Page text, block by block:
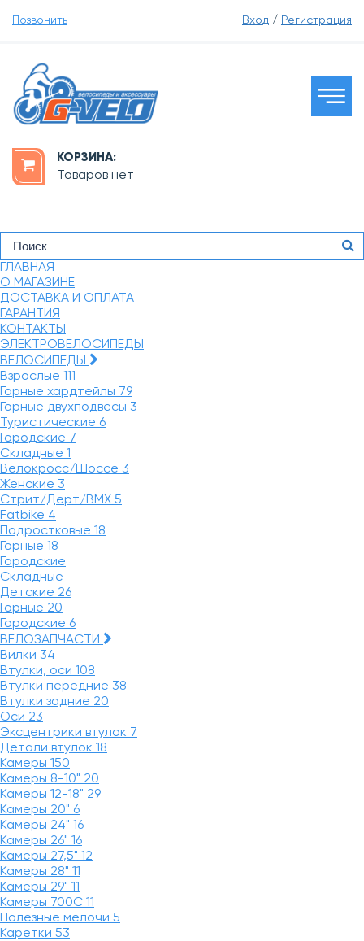
Позвонить Вход / Регистрация
КОРЗИНА:
Товаров нет
ГЛАВНАЯ
О МАГАЗИНЕ
ДОСТАВКА И ОПЛАТА
ГАРАНТИЯ
КОНТАКТЫ
ЭЛЕКТРОВЕЛОСИПЕДЫ
ВЕЛОСИПЕДЫ
Взрослые 111
Горные хардтейлы 79
Горные двухподвесы 3
Туристические 6
Городские 7
Складные 1
Велокросс/Шоссе 3
Женские 3
Стрит/Дерт/BMX 5
Fatbike 4
Подростковые 18
Горные 18
Городские
Складные
Детские 26
Горные 20
Городские 6
ВЕЛОЗАПЧАСТИ
Вилки 34
Втулки, оси 108
Втулки передние 38
Втулки задние 20
Оси 23
Эксцентрики втулок 7
Детали втулок 18
Камеры 150
Камеры 8-10" 20
Камеры 12-18" 29
Камеры 20" 6
Камеры 24" 16
Камеры 26" 16
Камеры 27,5" 12
Камеры 28" 11
Камеры 29" 11
Камеры 700C 11
Полезные мелочи 5
Каретки 53